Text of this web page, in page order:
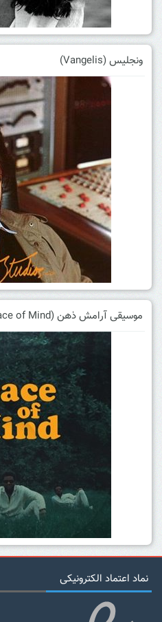
ونجلیس (Vangelis)
موسیقی آرامش ذهن (Peace of Mind)
نماد اعتماد الکترونیکی